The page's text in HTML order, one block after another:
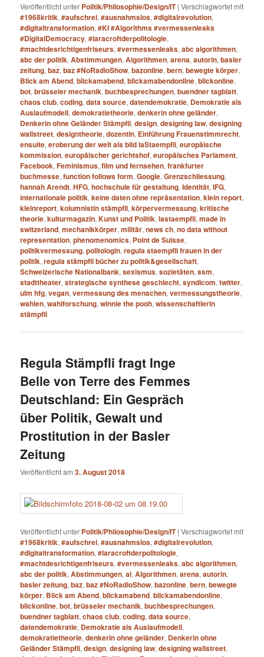
Veröffentlicht unter Politik/Philosophie/Design/IT |Verschlagwortet mit
#1968kritik,#aufschrei,#ausnahmslos,#digitalrevolution,
#digitaltransformation,#KI #Algorithms #vermessenleaks
#DigitalDemocracy,#laracroftderpolitologie,
#machtdesrichtigenfriseurs,#vermessenleaks,abc algorithmen,
abc der politik,Abstimmungen,Algorithmen,arena,autorin,basler
zeitung,baz,baz #NoRadioShow,bazonline,bern,bewegte körper,
Blick am Abend,blickamabend,blickamabendonline,blickonline,
bot,brüsseler mechanik,buchbesprechungen,buendner tagblatt,
chaos club,coding,data source,datendemokratie, Demokratie als
Auslaufmodell,demokratietheorie,denkerin ohne geländer,
Denkerin ohne Geländer Stämpfli,design,designing law,designing
wallstreet,designtheorie,dozentin, Einführung Frauenstimmrecht,
ensuite,eroberung der welt als bild laStaempfli,europäische
kommission,europäischer gerichtshof,europäisches Parlament,
Facebook,Feminismus,film und fernsehen,frankfurter
buchmesse,function follows form,Google,Grenzschliessung,
hannah Arendt,HFG,hochschule für gestaltung,Identität,IFG,
internationale politik,keine daten ohne repräsentation,klein report,
kleinreport,kolumnistin stämpfli,körpervermessung,kritische
theorie,kulturmagazin,Kunst und Politik,lastaempfli,made in
switzerland,mechanikkörper,militär,news ch,no data without
representation,phenomenomics, Point de Suisse,
politikvermessung,politologin,regula staempfli frauen in der
politik,regula stämpfli bücher zu politik&gesellschaft,
Schweizerische Nationalbank,sexismus,sozietäten,ssm,
stadttheater,strategische synthese geschlecht,syndicom,twitter,
ulm hfg,vegan,vermessung des menschen,vermessungstheorie,
wahlen,wahlforschung,winnie the pooh,wissenschaftlerin
stämpfli
Regula Stämpfli fragt Inge
Belle von Terre des Femmes
Deutschland: Ein Gespräch
über Politik, Gewalt und
Prostitution in der Basler
Zeitung
Veröffentlicht am3. August 2018
Veröffentlicht unter Politik/Philosophie/Design/IT |Verschlagwortet mit
#1968kritik,#aufschrei,#ausnahmslos,#digitalrevolution,
#digitaltransformation,#laracroftderpolitologie,
#machtdesrichtigenfriseurs,#vermessenleaks,abc algorithmen,
abc der politik,Abstimmungen,ai,Algorithmen,arena,autorin,
basler zeitung,baz,baz #NoRadioShow,bazonline,bern,bewegte
körper, Blick am Abend,blickamabend,blickamabendonline,
blickonline,bot,brüsseler mechanik,buchbesprechungen,
buendner tagblatt,chaos club,coding,data source,
datendemokratie, Demokratie als Auslaufmodell,
demokratietheorie,denkerin ohne geländer, Denkerin ohne
Geländer Stämpfli,design,designing law,designing wallstreet,